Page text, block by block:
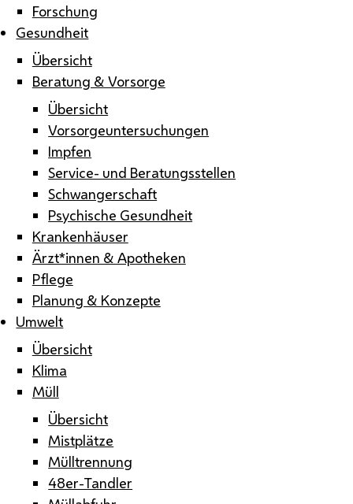
Forschung
Gesundheit
Übersicht
Beratung & Vorsorge
Übersicht
Vorsorgeuntersuchungen
Impfen
Service- und Beratungsstellen
Schwangerschaft
Psychische Gesundheit
Krankenhäuser
Ärzt*innen & Apotheken
Pflege
Planung & Konzepte
Umwelt
Übersicht
Klima
Müll
Übersicht
Mistplätze
Mülltrennung
48er-Tandler